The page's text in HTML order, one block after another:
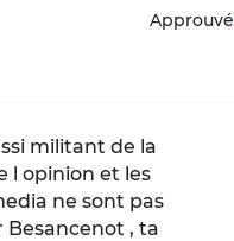
Approuvé
militant de la
l opinion et les
ne sont pas
Besancenot , ta